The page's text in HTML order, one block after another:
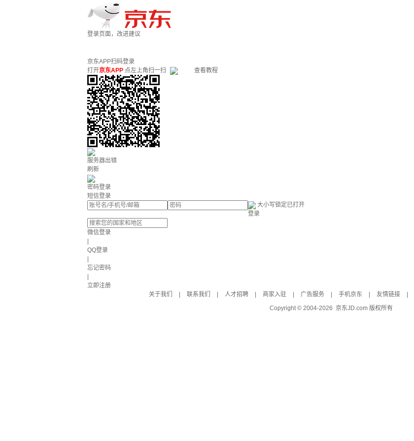
登录页面，改进建议
京东APP扫码登录
打开京东APP 点左上角扫一扫 查看教程
服务器出错
刷新
密码登录
短信登录
大小写锁定已打开
登录
微信登录
QQ登录
忘记密码
立即注册
关于我们
联系我们 人才招聘 商家入驻 广告服务 手机京东 友情链接
Copyright © 2004-2026 京东JD.com 版权所有